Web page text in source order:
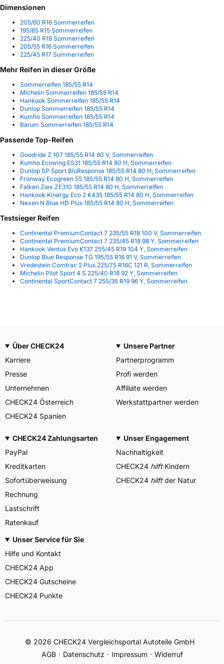
Dimensionen
205/60 R16 Sommerreifen
195/65 R15 Sommerreifen
225/40 R18 Sommerreifen
205/55 R16 Sommerreifen
225/45 R17 Sommerreifen
Mehr Reifen in dieser Größe
Sommerreifen 185/55 R14
Michelin Sommerreifen 185/55 R14
Hankook Sommerreifen 185/55 R14
Dunlop Sommerreifen 185/55 R14
Kumho Sommerreifen 185/55 R14
Barum Sommerreifen 185/55 R14
Passende Top-Reifen
Goodride Z 107 185/55 R14 80 V, Sommerreifen
Kumho Ecowing ES31 185/55 R14 80 H, Sommerreifen
Dunlop SP Sport BluResponse 185/55 R14 80 H, Sommerreifen
Fronway Ecogreen 55 185/55 R14 80 H, Sommerreifen
Falken Ziex ZE310 185/55 R14 80 H, Sommerreifen
Hankook Kinergy Eco 2 K435 185/55 R14 80 H, Sommerreifen
Nexen N Blue HD Plus 185/55 R14 80 H, Sommerreifen
Testsieger Reifen
Continental PremiumContact 7 235/55 R18 100 V, Sommerreifen
Continental PremiumContact 7 235/45 R18 98 Y, Sommerreifen
Hankook Ventus Evo K137 255/45 R19 104 Y, Sommerreifen
Dunlop Blue Response TG 195/55 R16 91 V, Sommerreifen
Vredestein Comtrac 2 Plus 225/75 R16C 121 R, Sommerreifen
Michelin Pilot Sport 4 S 225/40 R18 92 Y, Sommerreifen
Continental SportContact 7 255/35 R19 96 Y, Sommerreifen
Über CHECK24
Karriere
Presse
Unternehmen
CHECK24 Österreich
CHECK24 Spanien
Unsere Partner
Partnerprogramm
Profi werden
Affiliate werden
Werkstattpartner werden
CHECK24 Zahlungsarten
PayPal
Kreditkarten
Sofortüberweisung
Rechnung
Lastschrift
Ratenkauf
Unser Engagement
Nachhaltigkeit
CHECK24 hilftKindern
CHECK24 hilftder Natur
Unser Service für Sie
Hilfe und Kontakt
CHECK24 App
CHECK24 Gutscheine
CHECK24 Punkte
© 2026 CHECK24 Vergleichsportal Autoteile GmbH
AGB
Datenschutz Impressum Widerruf